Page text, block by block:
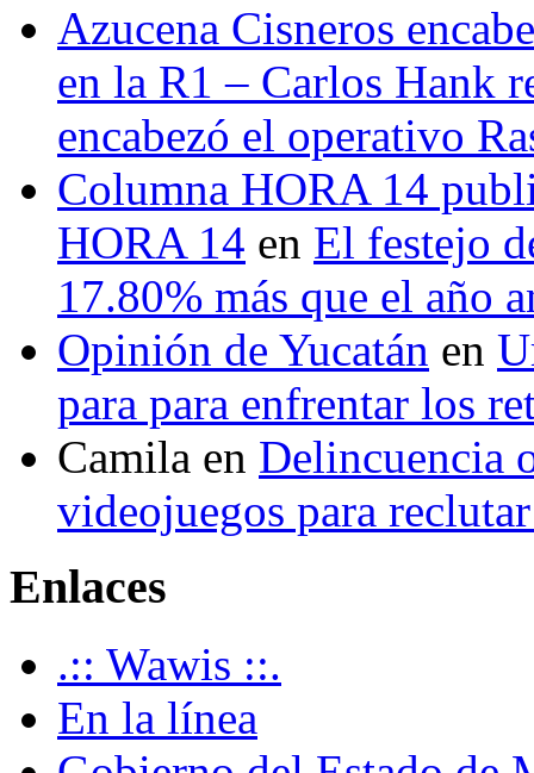
Azucena Cisneros
en la R1 – Carlos Hank
encabezó el operativo
Columna HORA 14
HORA 14 en El festejo
17.80% más que el año
Opinión de Yucatán en
para para enfrentar los
Camila en Delincuencia
videojuegos para
Enlaces
.:: Wawis ::.
En la línea